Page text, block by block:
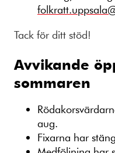
Tack för ditt stöd!
Avvikande
sommaren
aug.
Fixarna har